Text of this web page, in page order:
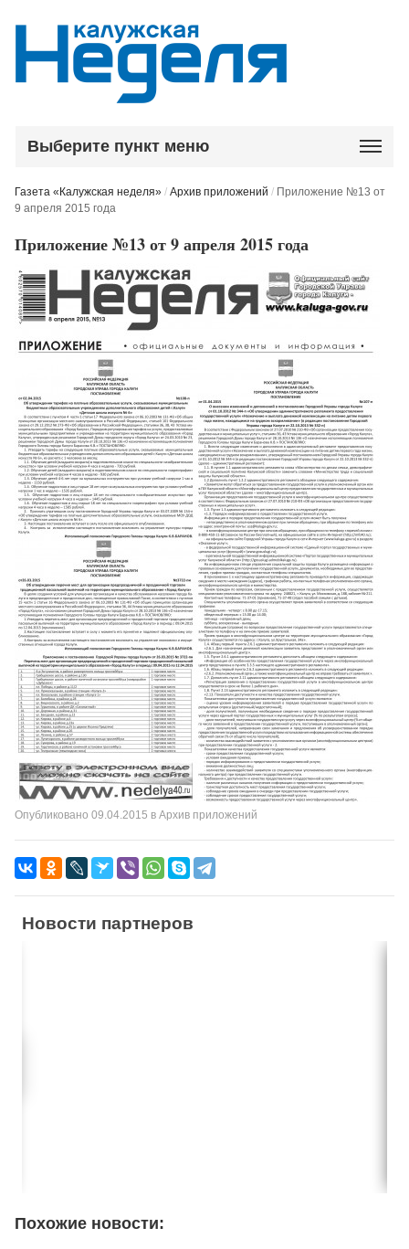
Выберите пункт меню
Газета «Калужская неделя» /Архив приложений / Приложение №13 от
9 апреля 2015 года
Приложение №13 от 9 апреля 2015 года
Опубликовано 09.04.2015 в Архив приложений
Новости партнеров
Похожие новости: